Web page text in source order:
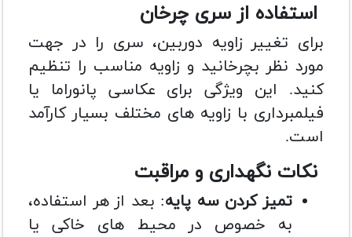
استفاده از سری چرخان
برای تغییر زاویه دوربین، سری را در جهت
مورد نظر بچرخانید و زاویه مناسب را تنظیم
کنید. این ویژگی برای عکاسی پانوراما یا
فیلمبرداری با زاویه های مختلف بسیار کارآمد
است.
نکات نگهداری و مراقبت
تمیز کردن سه پایه: بعد از هر استفاده،
به خصوص در محیط های خاکی یا